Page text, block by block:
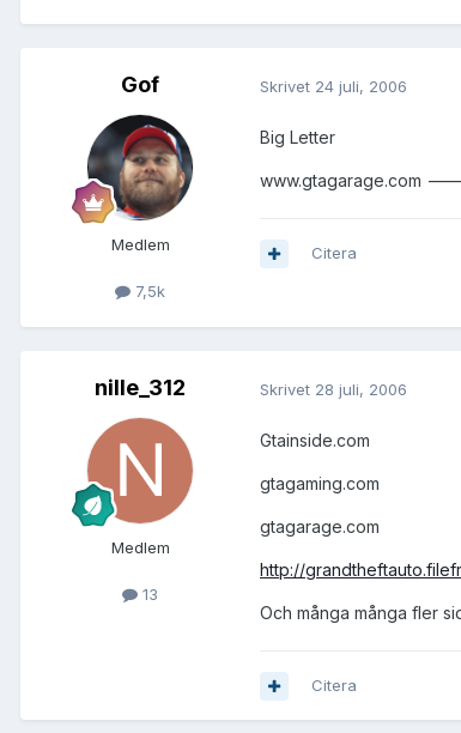
Gof
Medlem
7,5k
Skrivet 24 juli, 2006
Big Letter
www.gtagarage.com ---
Citera
nille_312
Medlem
13
Skrivet 28 juli, 2006
Gtainside.com
gtagaming.com
gtagarage.com
http://
Och många många fler
Citera